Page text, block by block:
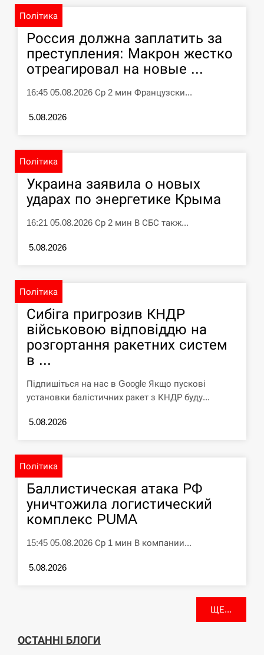
СЕРПЕНЬ
12:23
Силы обороны поразили российскую
переправу, склады и другие важные
объекты…
СЕРПЕНЬ
11:53
“Новая почта”: что известно об…
СЕРПЕНЬ
У зоопарку Токіо через спеку загинули
три левиці
СЕРПЕНЬ
11:23
Россияне ударили “Бардеролями” по
ЩЕ...
Політика
Россия должна заплатить за
преступления: Макрон жестко
отреагировал на новые ...
16:45 05.08.2026 Ср 2 мин Французски...
5.08.2026
Політика
Украина заявила о новых
ударах по энергетике Крыма
16:21 05.08.2026 Ср 2 мин В СБС такж...
5.08.2026
Політика
Сибіга пригрозив КНДР
військовою відповіддю на
розгортання ракетних систем
в ...
Підпишіться на нас в Google Якщо пускові
установки балістичних ракет з КНДР буду...
5.08.2026
Політика
Баллистическая атака РФ
уничтожила логистический
комплекс PUMA
15:45 05.08.2026 Ср 1 мин В компании...
5.08.2026
ЩЕ...
ОСТАННІ БЛОГИ